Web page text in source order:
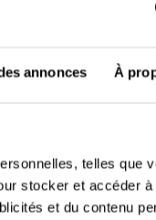
annonces À
telles que
stocker et accéder à
et du contenu